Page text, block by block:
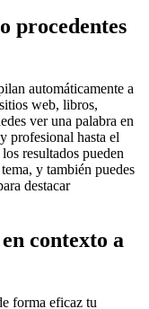
procedentes
automáticamente a
web, libros,
ver una palabra en
profesional hasta el
resultados pueden
y también puedes
destacar
contexto a
forma eficaz tu